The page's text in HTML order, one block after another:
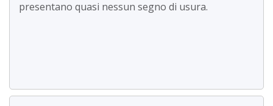
presentano quasi nessun segno di usura.